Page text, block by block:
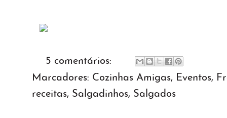
5 comentários:
Marcadores: Cozinhas Amigas, Eventos,
receitas, Salgadinhos, Salgados